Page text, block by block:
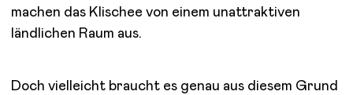
machen das Klischee von einem unattraktiven
ländlichen Raum aus.
Doch vielleicht braucht es genau aus diesem Grund